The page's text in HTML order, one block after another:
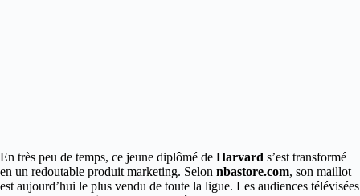
En très peu de temps, ce jeune diplômé de Harvard s’est transformé
en un redoutable produit marketing. Selon nbastore.com, son maillot
est aujourd’hui le plus vendu de toute la ligue. Les audiences télévisées